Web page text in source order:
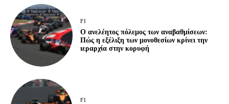
F1
Ο ανελέητος πόλεμος των αναβαθμίσεων:
Πώς η εξέλιξη των μονοθεσίων κρίνει την
ιεραρχία στην κορυφή
F1